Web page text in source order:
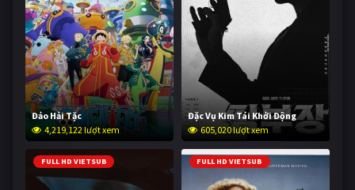
Đảo Hải Tặc
4,219,122 lượt xem
Đặc Vụ Kim Tái Khởi Động
605,020 lượt xem
FULL HD VIETSUB FULL HD VIETSUB